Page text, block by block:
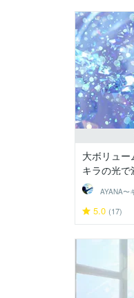
大ボリュー
キラの光で
5.0 (17)